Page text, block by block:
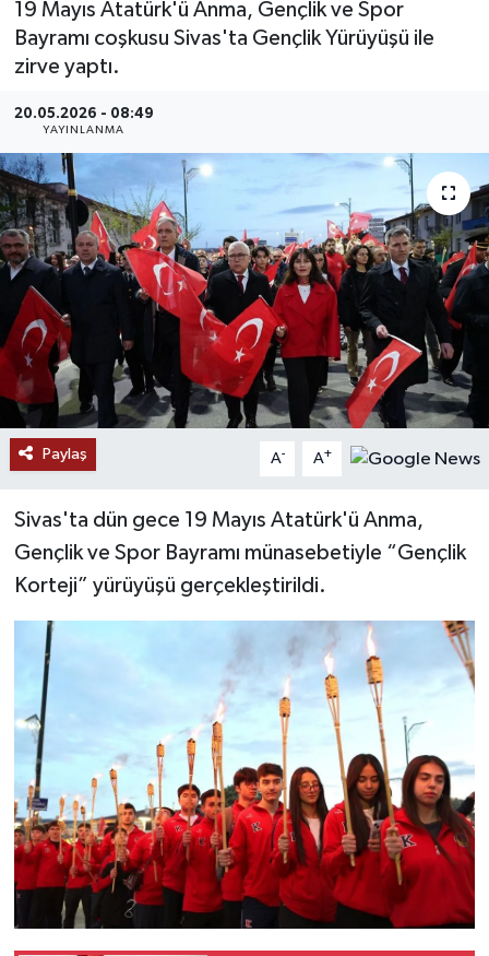
19 Mayıs Atatürk'ü Anma, Gençlik ve Spor
Bayramı coşkusu Sivas'ta Gençlik Yürüyüşü ile
zirve yaptı.
20.05.2026 - 08:49
YAYINLANMA
Paylaş A- A+
Sivas'ta dün gece 19 Mayıs Atatürk'ü Anma,
Gençlik ve Spor Bayramı münasebetiyle “Gençlik
Korteji” yürüyüşü gerçekleştirildi.
MAGAZİN
RESMİ İLANLAR
SAĞLIK
SİYASET
SOSYAL YARDIMLAR
SPONSORLU YAZI
SPOR
YAŞAM